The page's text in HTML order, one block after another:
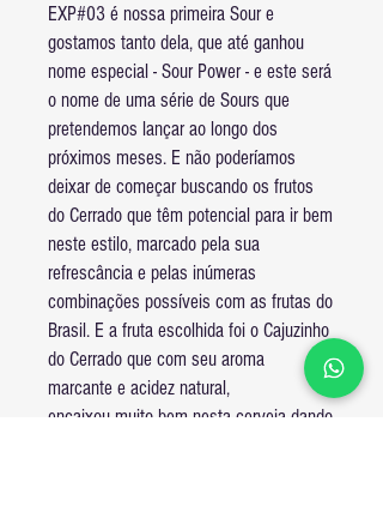
EXP#03 é nossa primeira Sour e
gostamos tanto dela, que até ganhou
nome especial - Sour Power - e este será
o nome de uma série de Sours que
pretendemos lançar ao longo dos
próximos meses. E não poderíamos
deixar de começar buscando os frutos
do Cerrado que têm potencial para ir bem
neste estilo, marcado pela sua
refrescância e pelas inúmeras
combinações possíveis com as frutas do
Brasil. E a fruta escolhida foi o Cajuzinho
do Cerrado que com seu aroma
marcante e acidez natural,
encaixou muito bem nesta cerveja dando